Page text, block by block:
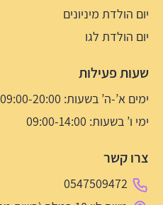
יום הולדת מיניונים
יום הולדת לגו
שעות פעילות
ימים א’-ה’ בשעות: 09:00-20:00
ימי ו’ בשעות: 09:00-14:00
צרו קשר
0547509472